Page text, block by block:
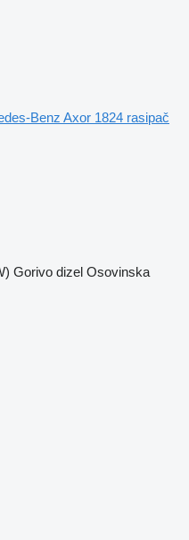
Benz Axor 1824 rasipač
Gorivo dizel Osovinska